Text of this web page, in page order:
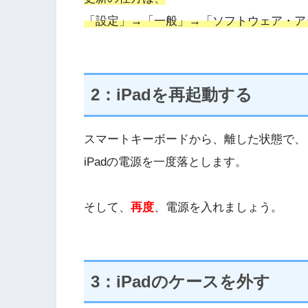
「設定」→「一般」→「ソフトウェア・ア
2：iPadを再起動する
スマートキーボードから、離した状態で、
iPadの電源を一度落とします。
そして、 再度、電源を入れましょう。
3：iPadのケースを外す